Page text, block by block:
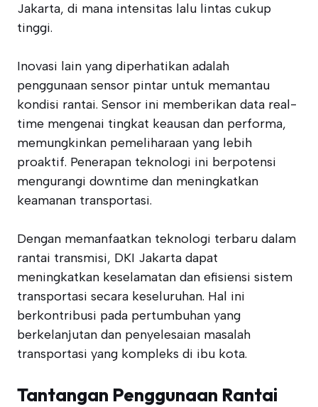
Jakarta, di mana intensitas lalu lintas cukup
tinggi.
Inovasi lain yang diperhatikan adalah
penggunaan sensor pintar untuk memantau
kondisi rantai. Sensor ini memberikan data real-
time mengenai tingkat keausan dan performa,
memungkinkan pemeliharaan yang lebih
proaktif. Penerapan teknologi ini berpotensi
mengurangi downtime dan meningkatkan
keamanan transportasi.
Dengan memanfaatkan teknologi terbaru dalam
rantai transmisi, DKI Jakarta dapat
meningkatkan keselamatan dan efisiensi sistem
transportasi secara keseluruhan. Hal ini
berkontribusi pada pertumbuhan yang
berkelanjutan dan penyelesaian masalah
transportasi yang kompleks di ibu kota.
Tantangan Penggunaan Rantai